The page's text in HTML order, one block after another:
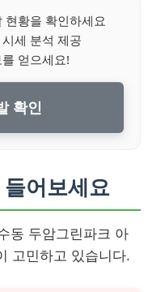
현황을 확인하세요
세 분석 제공
얻으세요!
확인
어보세요
동 두암그린파크 아
고민하고 있습니다.